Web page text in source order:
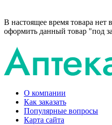
В настоящее время товара
оформить данный товар "под
О компании
Как заказать
Популярные вопросы
Карта сайта